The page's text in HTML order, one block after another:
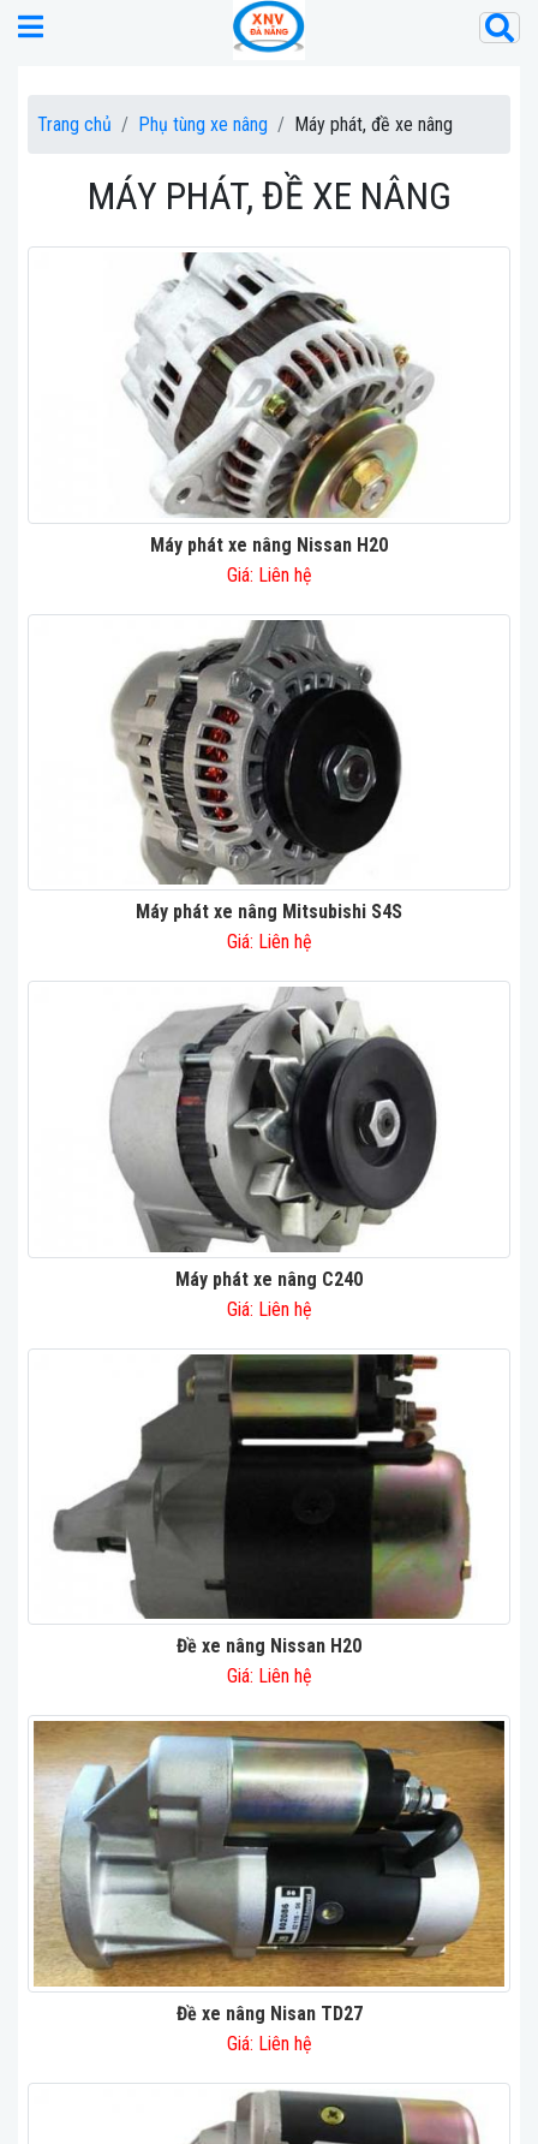
Trang chủ Phụ tùng xe nâng Máy phát, đề xe nâng
MÁY PHÁT, ĐỀ XE NÂNG
Máy phát xe nâng Nissan H20
Giá: Liên hệ
Máy phát xe nâng Mitsubishi S4S
Giá: Liên hệ
Máy phát xe nâng C240
Giá: Liên hệ
Đề xe nâng Nissan H20
Giá: Liên hệ
Đề xe nâng Nisan TD27
Giá: Liên hệ